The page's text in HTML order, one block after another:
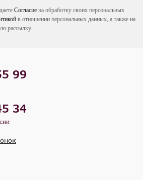
Согласие на обработку своих персональных
в отношении персональных данных, а также на
рассылку.
99
34